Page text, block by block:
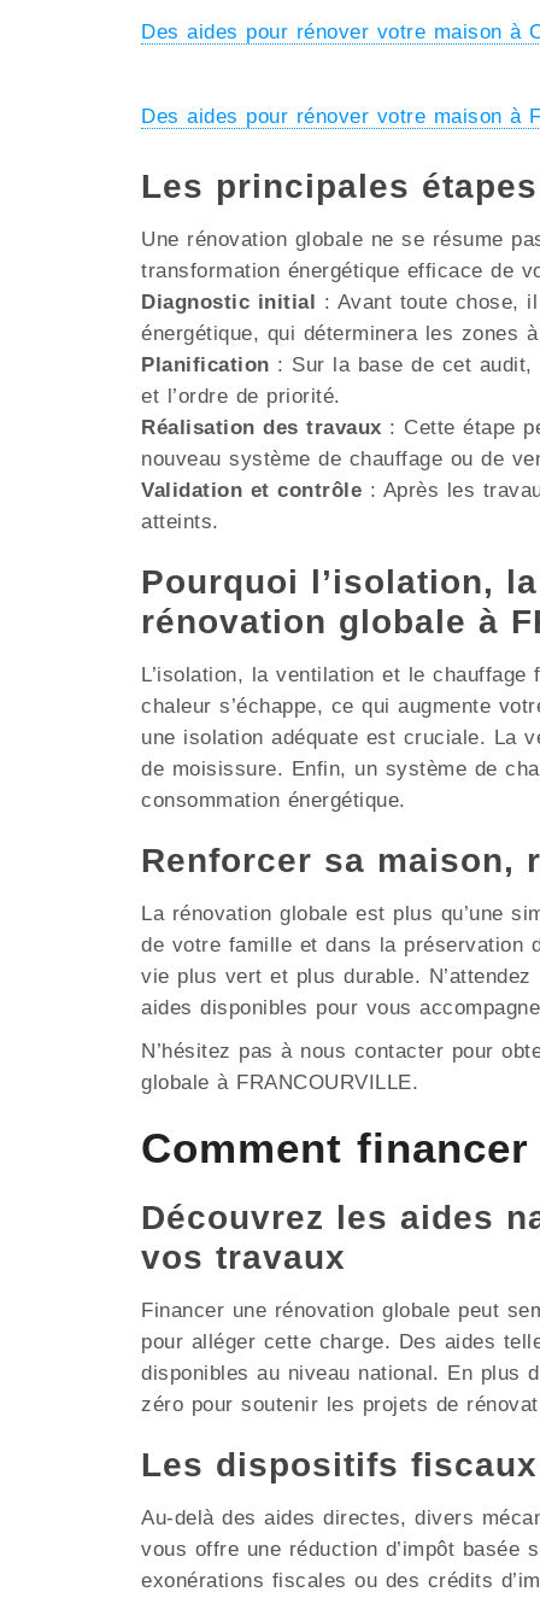
Des aides pour rénover votre maison à
Des aides pour rénover votre maison à
Les principales étapes
Une rénovation globale ne se résume
transformation énergétique efficace de
Diagnostic initial
: Avant toute chose,
énergétique, qui déterminera les zones
Planification : Sur la base de cet
et l’ordre de priorité.
Réalisation des travaux : Cette étape
nouveau système de chauffage ou de
Validation et contrôle : Après les
atteints.
Pourquoi l’isolation,
rénovation globale à
L’isolation, la ventilation et le
chaleur s’échappe, ce qui augmente
une isolation adéquate est cruciale. La
de moisissure. Enfin, un système de
consommation énergétique.
Renforcer sa maison,
La rénovation globale est plus qu’une
de votre famille et dans la préservation
vie plus vert et plus durable.
aides disponibles pour vous
N’hésitez pas à nous contacter pour
globale à FRANCOURVILLE.
Comment financer
Découvrez les aides
vos travaux
Financer une rénovation globale peut
pour alléger cette charge. Des aides
disponibles au niveau national. En plus
zéro pour soutenir les projets de
Les dispositifs
Au-delà des aides directes, divers
vous offre une réduction d’impôt basée
exonérations fiscales ou des crédits